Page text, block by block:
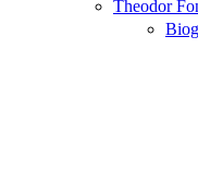
Theodor